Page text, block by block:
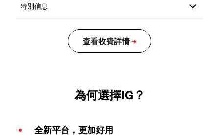
為何選擇IG？
全新平台，更加好用